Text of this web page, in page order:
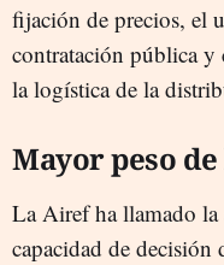
fijación de precios, el
contratación pública y
la logística de la
Mayor peso de
La Airef ha llamado
capacidad de decisión